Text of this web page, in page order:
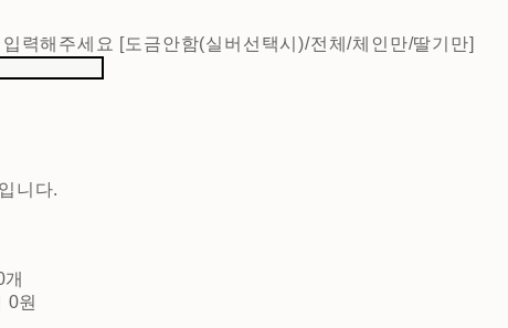
력해주세요 [도금안함(실버선택시)/전체/체인만/딸기만]
니다.
개
0원